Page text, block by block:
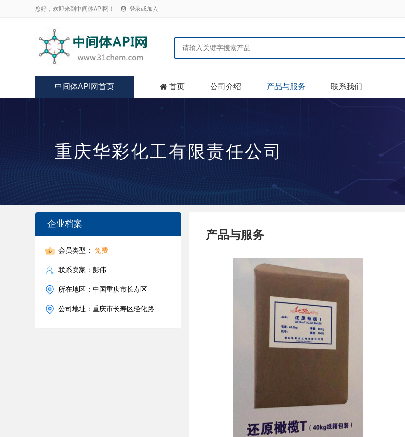
您好，欢迎来到中间体API网！  登录或加入
中间体API网首页  首页 公司介绍 产品与服务 联系我们
重庆华彩化工有限责任公司
企业档案
会员类型： 免费
联系卖家：彭伟
所在地区：中国重庆市长寿区
公司地址：重庆市长寿区轻化路
产品与服务